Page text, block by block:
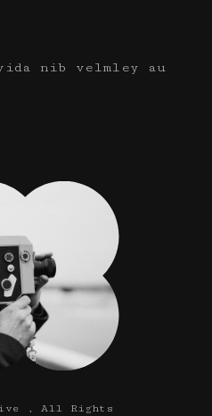
nib velmley au
, All Rights